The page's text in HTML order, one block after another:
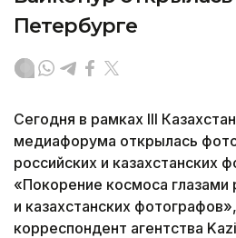
Петербурге
Сегодня в рамках III
медиафорума открылась
российских и казахстанских
«Покорение космоса глазами
и казахстанских
корреспондент агентства